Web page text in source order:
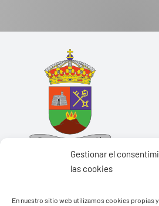
Gestionar el
las cookies
En nuestro sitio web utilizamos cookies propias